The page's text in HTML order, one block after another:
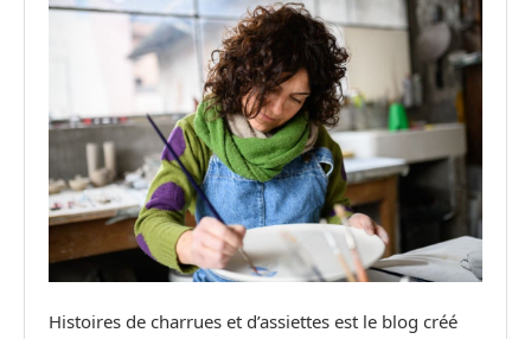
Histoires de charrues et d’assiettes est le blog créé